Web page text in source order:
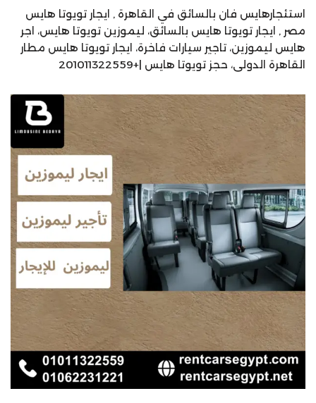
استئجارهايس فان بالسائق في القاهرة , ايجار تويوتا هايس
مصر , ايجار تويوتا هايس بالسائق، ليموزين تويوتا هايس، اجر
هايس ليموزين، تاجير سيارات فاخرة، ايجار تويوتا هايس مطار
القاهرة الدولى، حجز تويوتا هايس |+201011322559